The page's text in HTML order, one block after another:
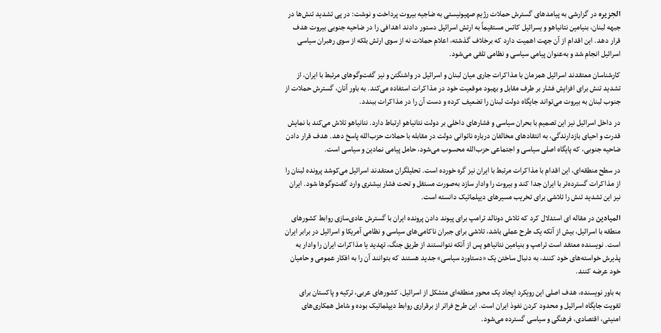
الجزیرهدر گزارشی به پیامدهای گسترش حملات رژیم صهیونیستی به ضاجیه بیروت پرداخت و نوشت: در پی تشدید تنش‌ها در
جبهه لبنان، بنیامین نتانیاهو و یسرائیل کاتس مستقیماً به ارتش اسرائیل دستور دادند اهدافی را در ضاحیه جنوبی بیروت هدف
قرار دهد. این اقدام از آن جهت اهمیت دارد که برخلاف گذشته، اعلام حملات نه از سوی ارتش بلکه از سوی رهبران سیاسی
اسرائیل انجام شد و به‌عنوان پیامی سیاسی و نظامی تلقی می‌شود.
کارشناسان معتقدند اسرائیل همزمان با مذاکرات جاری میان لبنان و اسرائیل در واشنگتن و نیز گفت‌وگوهای مرتبط با ایران، از
تشدید تنش برای افزایش فشار بر طرف مقابل و بهبود موقعیت خود در مذاکرات استفاده می‌کند. به باور آنان، گسترش حملات از
جنوب لبنان به بیروت می‌تواند جایگاه دولت لبنان را تضعیف کرده و دست آن را در مذاکرات ببندد.
در داخل اسرائیل نیز این تصمیم با بحران سیاسی و فشارهای داخلی بر دولت نتانیاهو ارتباط دارد. نتانیاهو تلاش می‌کند با نمایش
قدرت و احیای بازدارندگی، به انتقادهای مخالفان درباره ناتوانی دولت در مقابله با حملات حزب‌الله پاسخ دهد. هدف قرار دادن
ضاحیه جنوبی، که پایگاه اصلی سیاسی و اجتماعی حزب‌الله محسوب می‌شود، حامل پیامی نمادین و سیاسی است.
در سطح منطقه‌ای، این اقدام با مذاکرات مرتبط با ایران نیز گره خورده است. تحلیلگران معتقدند اسرائیل می‌کوشد پرونده لبنان را
از مذاکرات گسترده‌تر با ایران جدا کند و بیروت را وادار سازد به‌صورت مستقل و تحت فشار بیشتری وارد گفت‌وگوها شود. ایران
نیز این تشدید تنش را تلاشی برای تخریب مسیرهای دیپلماتیک دانسته است.
المیادیندر مقاله ای استدلال کرد که تلاش دونالد ترامپ برای پیوند دادن پرونده ایران با گسترش عادی‌سازی روابط کشورهای
منطقه با اسرائیل، بیش از آنکه یک طرح عملی باشد، تلاشی برای جبران ناکامی‌های سیاسی و نظامی آمریکا و اسرائیل در برابر ایران
است. نویسنده معتقد است ترامپ و بنیامین نتانیاهو پس از آنکه نتوانستند از طریق جنگ، تهدید یا مذاکرات ایران را وادار به
پذیرش خواسته‌های خود کنند، به دنبال ساختن یک «دستاورد سیاسی» جدید هستند که بتوانند آن را به افکار عمومی و حامیان
خود عرضه کنند.
به باور نویسنده، هدف اصلی این رویکرد ایجاد یک محور منطقه‌ای متشکل از اسرائیل، کشورهای عربی، ترکیه و پاکستان برای
تقویت جایگاه اسرائیل و محدود کردن نفوذ ایران است. این طرح فراتر از برقراری روابط دیپلماتیک بوده و شامل همکاری‌های
امنیتی، اقتصادی، فرهنگی و سیاسی گسترده می‌شود.